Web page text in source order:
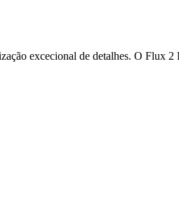
excecional de detalhes. O Flux